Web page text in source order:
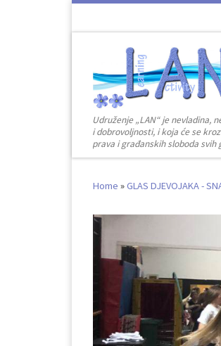
Udruženje „LAN“ je
i dobrovoljnosti, i koja će se
prava i građanskih sloboda svih
Home »GLAS DJEVOJAKA -